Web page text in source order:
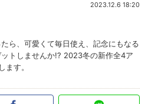
2023.12.6 18:20
ら、可愛くて毎日使え、記念にもなる
トしませんか!? 2023冬の新作全4ア
ます。